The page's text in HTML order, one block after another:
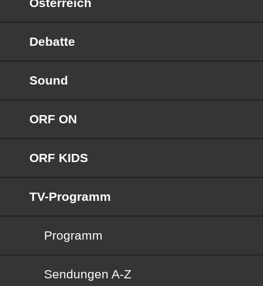
Debatte
Sound
ORF ON
ORF KIDS
TV-Programm
Programm
Sendungen von A bis Z
Sendungen A-Z